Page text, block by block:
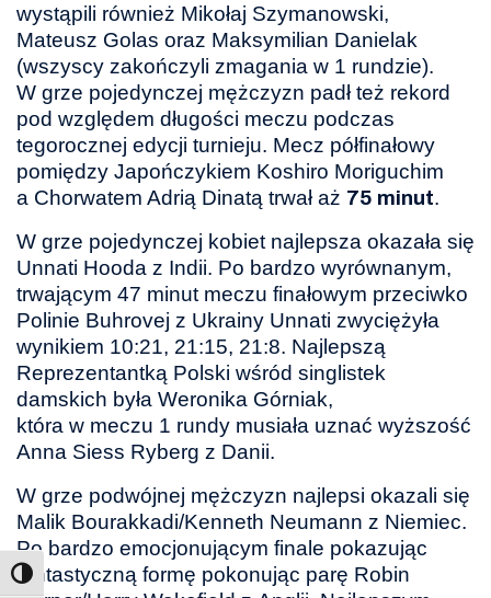
wystąpili również Mikołaj Szymanowski,
Mateusz Golas oraz Maksymilian Danielak
(wszyscy zakończyli zmagania w 1 rundzie).
W grze pojedynczej mężczyzn padł też rekord
pod względem długości meczu podczas
tegorocznej edycji turnieju. Mecz półfinałowy
pomiędzy Japończykiem Koshiro Moriguchim
a Chorwatem Adrią Dinatą trwał aż 75 minut.
W grze pojedynczej kobiet najlepsza okazała się
Unnati Hooda z Indii. Po bardzo wyrównanym,
trwającym 47 minut meczu finałowym przeciwko
Polinie Buhrovej z Ukrainy Unnati zwyciężyła
wynikiem 10:21, 21:15, 21:8. Najlepszą
Reprezentantką Polski wśród singlistek
damskich była Weronika Górniak,
która w meczu 1 rundy musiała uznać wyższość
Anna Siess Ryberg z Danii.
W grze podwójnej mężczyzn najlepsi okazali się
Malik Bourakkadi/Kenneth Neumann z Niemiec.
Po bardzo emocjonującym finale pokazując
fantastyczną formę pokonując parę Robin